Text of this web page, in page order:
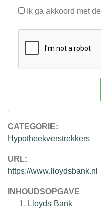
CATEGORIE:
Hypotheekverstrekkers
URL:
https://www.lloydsbank.nl
INHOUDSOPGAVE
Lloyds Bank
Ik ga akkoord met de